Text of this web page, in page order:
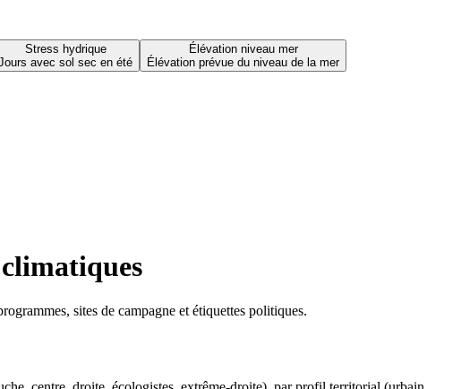
Stress hydrique
avec sol sec en été
Élévation niveau mer
Élévation prévue du niveau de la mer
sites de campagne et étiquettes politiques.